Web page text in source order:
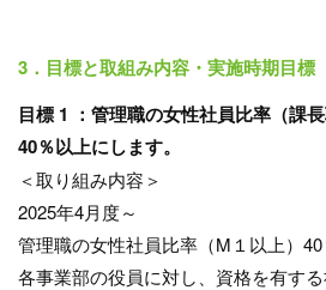
3．目標と取組み内容・実施時期目標
目標 1 ：管理職の女性社員比率（課
40％以上にします。
＜取り組み内容＞
2025年4月度～
管理職の女性社員比率（M１以上）40
各事業部の役員に対し、資格を有す